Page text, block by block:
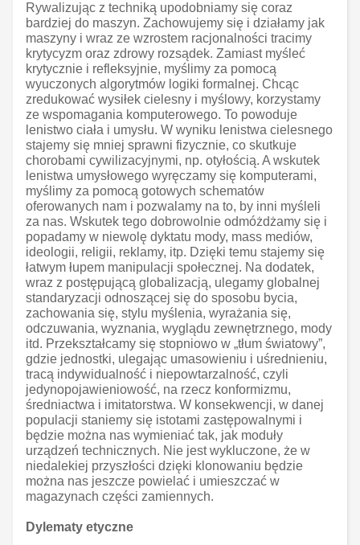
Rywalizując z techniką upodobniamy się coraz
bardziej do maszyn. Zachowujemy się i działamy jak
maszyny i wraz ze wzrostem racjonalności tracimy
krytycyzm oraz zdrowy rozsądek. Zamiast myśleć
krytycznie i refleksyjnie, myślimy za pomocą
wyuczonych algorytmów logiki formalnej. Chcąc
zredukować wysiłek cielesny i myślowy, korzystamy
ze wspomagania komputerowego. To powoduje
lenistwo ciała i umysłu. W wyniku lenistwa cielesnego
stajemy się mniej sprawni fizycznie, co skutkuje
chorobami cywilizacyjnymi, np. otyłością. A wskutek
lenistwa umysłowego wyręczamy się komputerami,
myślimy za pomocą gotowych schematów
oferowanych nam i pozwalamy na to, by inni myśleli
za nas. Wskutek tego dobrowolnie odmóżdżamy się i
popadamy w niewolę dyktatu mody, mass mediów,
ideologii, religii, reklamy, itp. Dzięki temu stajemy się
łatwym łupem manipulacji społecznej. Na dodatek,
wraz z postępującą globalizacją, ulegamy globalnej
standaryzacji odnoszącej się do sposobu bycia,
zachowania się, stylu myślenia, wyrażania się,
odczuwania, wyznania, wyglądu zewnętrznego, mody
itd. Przekształcamy się stopniowo w „tłum światowy”,
gdzie jednostki, ulegając umasowieniu i uśrednieniu,
tracą indywidualność i niepowtarzalność, czyli
jedynopojawieniowość, na rzecz konformizmu,
średniactwa i imitatorstwa. W konsekwencji, w danej
populacji staniemy się istotami zastępowalnymi i
będzie można nas wymieniać tak, jak moduły
urządzeń technicznych. Nie jest wykluczone, że w
niedalekiej przyszłości dzięki klonowaniu będzie
można nas jeszcze powielać i umieszczać w
magazynach części zamiennych.
Dylematy etyczne